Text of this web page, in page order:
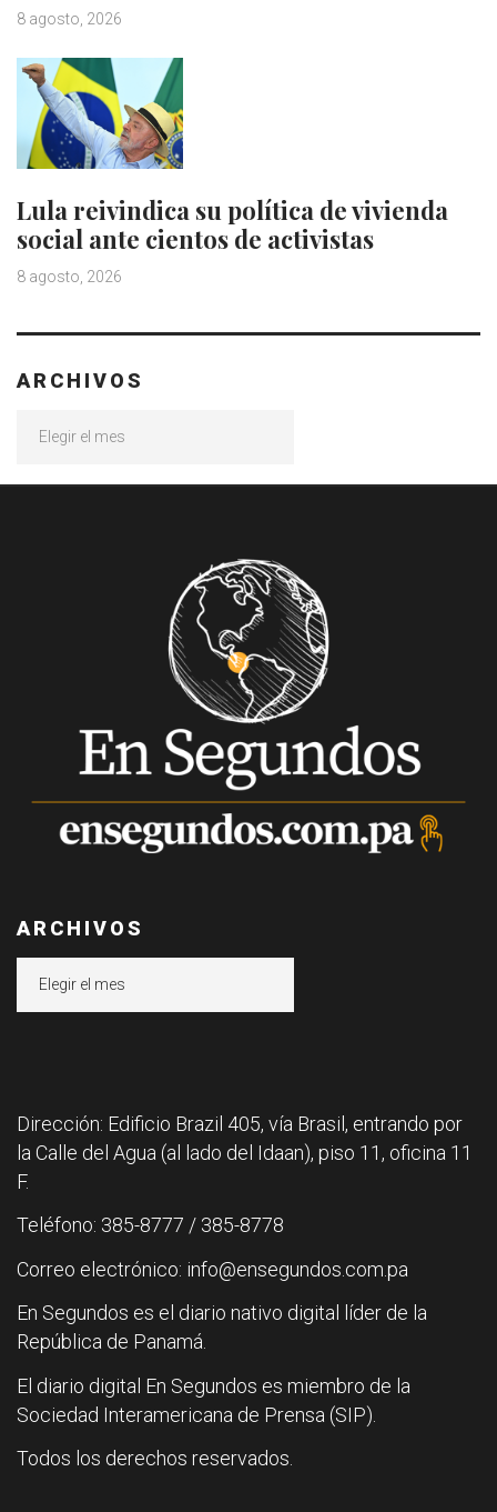
8 agosto, 2026
Lula reivindica su política de vivienda
social ante cientos de activistas
8 agosto, 2026
ARCHIVOS
ARCHIVOS
Dirección: Edificio Brazil 405, vía Brasil, entrando por
la Calle del Agua (al lado del Idaan), piso 11, oficina 11
F.
Teléfono: 385-8777 / 385-8778
Correo electrónico: info@ensegundos.com.pa
En Segundos es el diario nativo digital líder de la
República de Panamá.
El diario digital En Segundos es miembro de la
Sociedad Interamericana de Prensa (SIP).
Todos los derechos reservados.